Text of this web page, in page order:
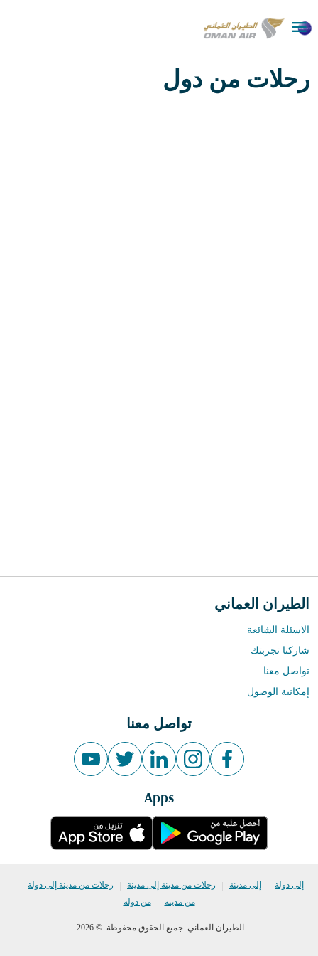

رحلات من دول
الطيران العماني
الاسئلة الشائعة
شاركنا تجربتك
تواصل معنا
إمكانية الوصول
تواصل معنا
Apps
إلى دولة | إلى مدينة | رحلات من مدينة إلى مدينة | رحلات من مدينة إلى دولة
|
من مدينة
| من دولة
الطيران العماني. جميع الحقوق محفوظة. © 2026